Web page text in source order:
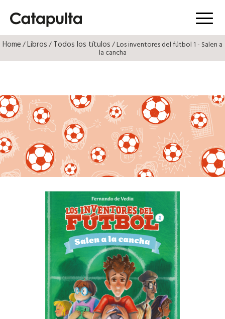
Menú
Home/Libros/Todos los títulos/ Los inventores del fútbol 1 - Salen a
la cancha